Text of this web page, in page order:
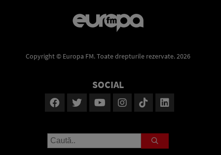
Copyright © Europa FM. Toate drepturile rezervate. 2026
SOCIAL